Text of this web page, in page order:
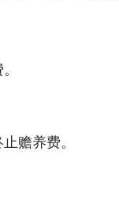
赡养费。